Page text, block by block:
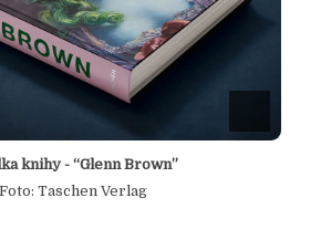
knihy - “Glenn Brown”
Foto: Taschen Verlag